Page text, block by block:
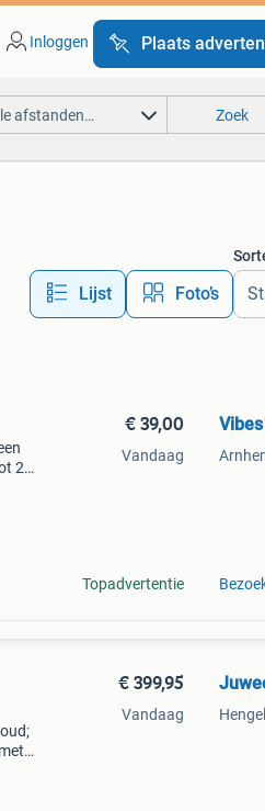
Inloggen Plaats
afstanden… Zoek
Lijst Foto’s
2
€ 39,00
Vandaag
Topadvertentie
€ 399,95
Vandaag